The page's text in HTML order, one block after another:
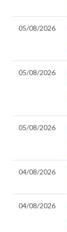
05/08/2026
05/08/2026
05/08/2026
04/08/2026
04/08/2026